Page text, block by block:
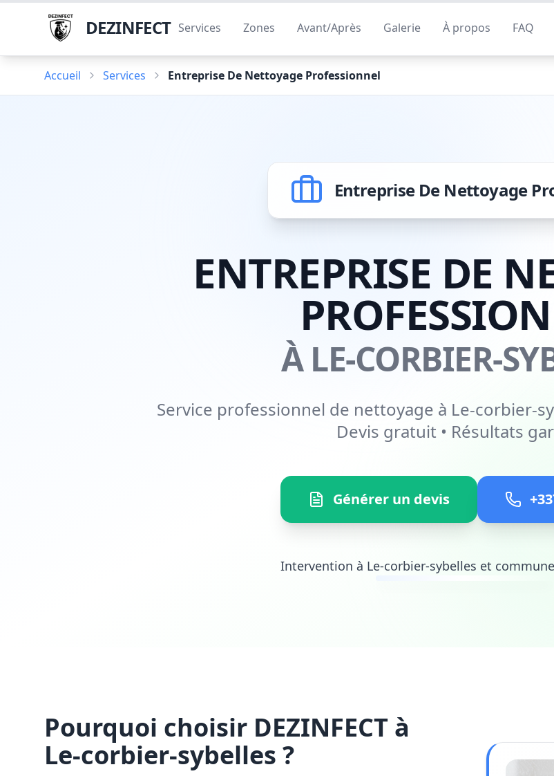
DEZINFECT Services Zones Avant/Après Galerie À propos FAQ
Accueil Services Entreprise De Nettoyage Professionnel
Entreprise De Nettoyage
ENTREPRISE DE
À LE-CORBIER-
Service professionnel de nettoyage à Le-corbier-
Devis gratuit • Résultats
Générer un devis
Intervention à Le-corbier-sybelles et
Pourquoi choisir DEZINFECT à
Le-corbier-sybelles ?